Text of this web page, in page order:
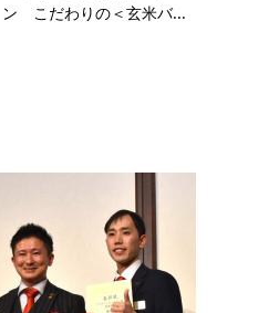
ン こだわりの＜玄米バ...